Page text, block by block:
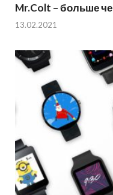
Mr.Colt – больше
13.02.2021